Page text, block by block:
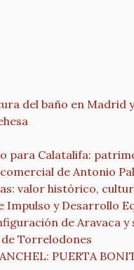
del baño en Madrid
para Calatalifa:
de Antonio
valor histórico,
Impulso y Desarrollo
de Aravaca
de Torrelodones
PUERTA